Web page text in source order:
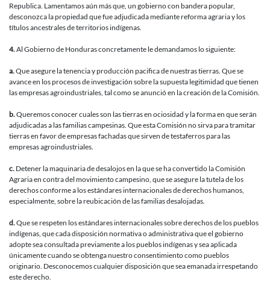
Republica. Lamentamos aún más que, un gobierno con bandera popular,
desconozca la propiedad que fue adjudicada mediante reforma agraria y los
títulos ancestrales de territorios indígenas.
4.Al Gobierno de Honduras concretamente le demandamos lo siguiente:
a.Que asegure la tenencia y producción pacifica de nuestras tierras. Que se
avance en los procesos de investigación sobre la supuesta legitimidad que tienen
las empresas agroindustriales, tal como se anunció en la creación de la Comisión.
b.Queremos conocer cuales son las tierras en ociosidad y la forma en que serán
adjudicadas a las familias campesinas. Que esta Comisión no sirva para tramitar
tierras en favor de empresas fachadas que sirven de testaferros para las
empresas agroindustriales.
c. Detener la maquinaria de desalojos en la que se ha convertido la Comisión
Agraria en contra del movimiento campesino, que se asegure la tutela de los
derechos conforme a los estándares internacionales de derechos humanos,
especialmente, sobre la reubicación de las familias desalojadas.
d.Que se respeten los estándares internacionales sobre derechos de los pueblos
indígenas, que cada disposición normativa o administrativa que el gobierno
adopte sea consultada previamente a los pueblos indígenas y sea aplicada
únicamente cuando se obtenga nuestro consentimiento como pueblos
originario. Desconocemos cualquier disposición que sea emanada irrespetando
este derecho.